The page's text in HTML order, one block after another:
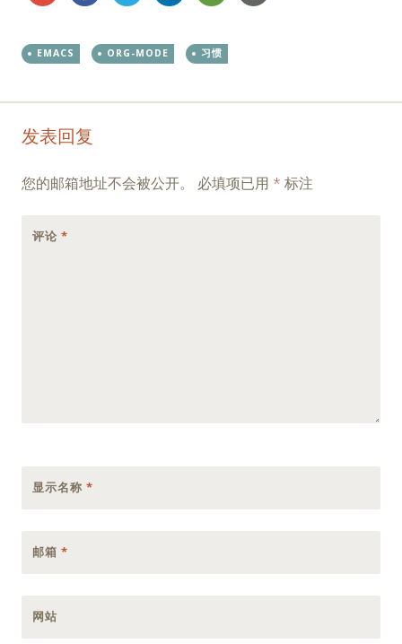
EMACS ORG-MODE 习惯
Post
navigation
发表回复
您的邮箱地址不会被公开。 必填项已用 * 标注
评论 *
显示名称 *
邮箱 *
网站